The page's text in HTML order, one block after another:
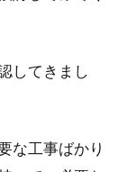
してきまし
な工事ばかり